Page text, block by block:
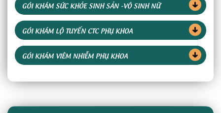
GÓI KHÁM SỨC KHỎE SINH SẢN -VÔ SINH NỮ
GÓI KHÁM LỘ TUYẾN CTC PHỤ KHOA
GÓI KHÁM VIÊM NHIỄM PHỤ KHOA